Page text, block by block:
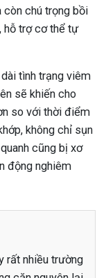
chú trọng bồi
hỗ trợ cơ thể tự
tình trạng viêm
sẽ khiến cho
so với thời điểm
không chỉ sụn
cũng bị xơ
động nghiêm
rất nhiều trường